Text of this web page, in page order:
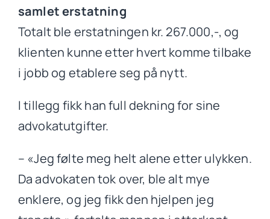
samlet erstatning
Totalt ble erstatningen kr. 267.000,-, og
klienten kunne etter hvert komme tilbake
i jobb og etablere seg på nytt.
I tillegg fikk han full dekning for sine
advokatutgifter.
– «Jeg følte meg helt alene etter ulykken.
Da advokaten tok over, ble alt mye
enklere, og jeg fikk den hjelpen jeg